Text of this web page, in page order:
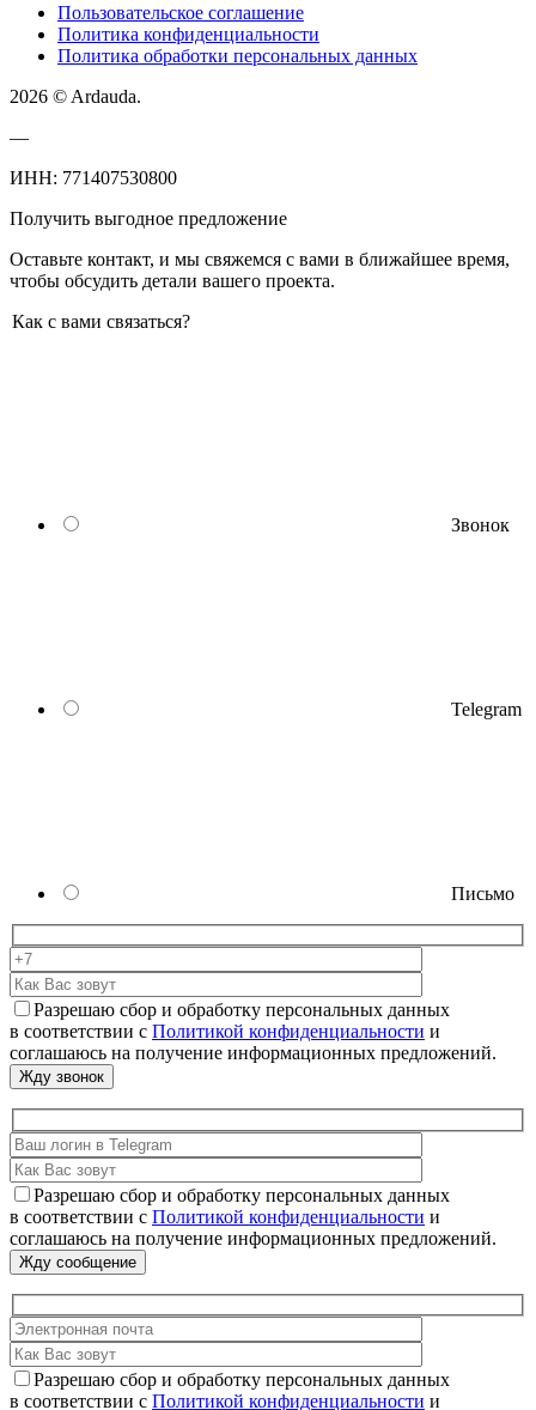
Пользовательское соглашение
Политика конфиденциальности
Политика обработки персональных данных
2026 © Ardauda.
—
ИНН: 771407530800
Получить выгодное предложение
Оставьте контакт, и мы свяжемся с вами в ближайшее время,
чтобы обсудить детали вашего проекта.
Как с вами связаться?
Звонок
Telegram
Письмо
Разрешаю сбор и обработку персональных данных
в соответствии с Политикой конфиденциальности и
соглашаюсь на получение информационных предложений.
Разрешаю сбор и обработку персональных данных
в соответствии с Политикой конфиденциальности и
соглашаюсь на получение информационных предложений.
Разрешаю сбор и обработку персональных данных
в соответствии с Политикой конфиденциальности и